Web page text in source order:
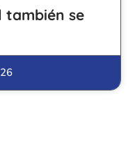
también se